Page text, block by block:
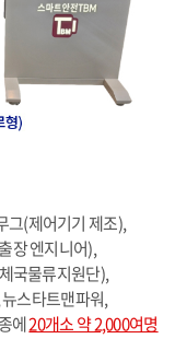
그(제어기기 제조),
장 엔지니어),
국물류지원단),
스타트맨파워,
에20개소 약 2,000여명